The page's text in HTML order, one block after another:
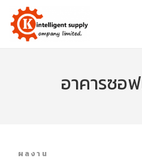
อาคารซอ
ผลงาน